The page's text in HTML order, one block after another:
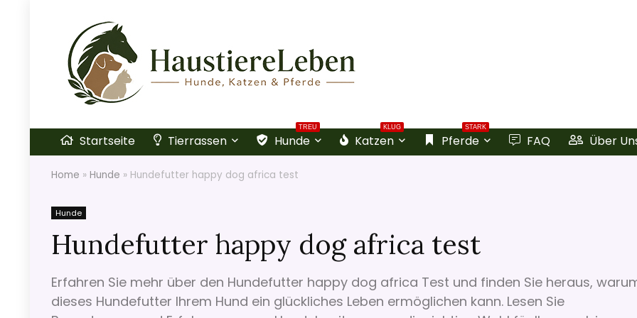
Startseite Tierrassen
TREU
Hunde
KLUG
Katzen
STARK
Pferde FAQ Über
Home » Hunde » Hundefutter happy dog africa test
Hunde
Hundefutter happy dog africa test
Erfahren Sie mehr über den Hundefutter happy dog africa Test und finden Sie heraus,
dieses Hundefutter Ihrem Hund ein glückliches Leben ermöglichen kann. Lesen Sie